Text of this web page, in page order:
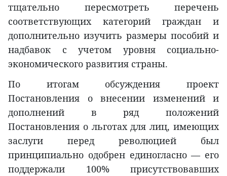
тщательно пересмотреть перечень
соответствующих категорий граждан и
дополнительно изучить размеры пособий и
надбавок с учетом уровня социально-
экономического развития страны.
По итогам обсуждения проект
Постановления о внесении изменений и
дополнений в ряд положений
Постановления о льготах для лиц, имеющих
заслуги перед революцией был
принципиально одобрен единогласно — его
поддержали 100% присутствовавших